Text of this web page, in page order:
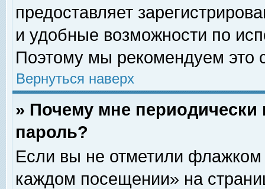
предоставляет
и удобные возможности по
Поэтому мы рекомендуем это
Вернуться наверх
» Почему мне
пароль?
Если вы не отметили флажком
каждом посещении» на